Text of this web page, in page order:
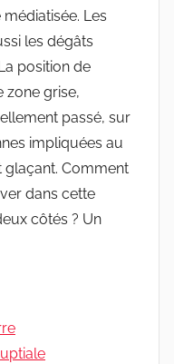
médiatisée. Les
les dégâts
position de
zone grise,
passé, sur
impliquées au
glaçant. Comment
dans cette
côtés ? Un